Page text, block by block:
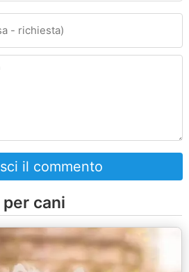
il commento
cani